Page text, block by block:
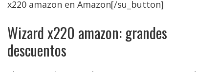
x220 amazon en Amazon[/su_button]
Wizard x220 amazon: grandes
descuentos